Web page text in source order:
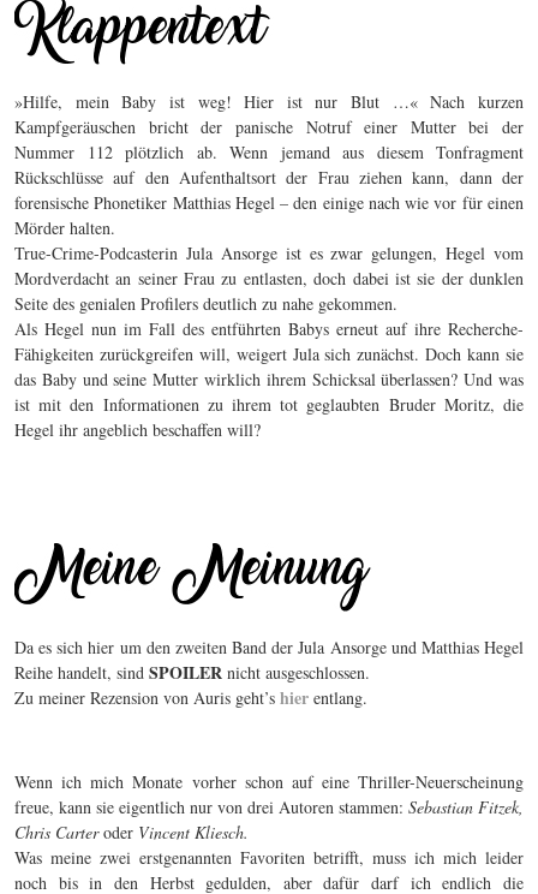
»Hilfe, mein Baby ist weg! Hier ist nur Blut …« Nach kurzen
Kampfgeräuschen bricht der panische Notruf einer Mutter bei der
Nummer 112 plötzlich ab. Wenn jemand aus diesem Tonfragment
Rückschlüsse auf den Aufenthaltsort der Frau ziehen kann, dann der
forensische Phonetiker Matthias Hegel – den einige nach wie vor für einen
Mörder halten.
True-Crime-Podcasterin Jula Ansorge ist es zwar gelungen, Hegel vom
Mordverdacht an seiner Frau zu entlasten, doch dabei ist sie der dunklen
Seite des genialen Profilers deutlich zu nahe gekommen.
Als Hegel nun im Fall des entführten Babys erneut auf ihre Recherche-
Fähigkeiten zurückgreifen will, weigert Jula sich zunächst. Doch kann sie
das Baby und seine Mutter wirklich ihrem Schicksal überlassen? Und was
ist mit den Informationen zu ihrem tot geglaubten Bruder Moritz, die
Hegel ihr angeblich beschaffen will?
Da es sich hier um den zweiten Band der Jula Ansorge und Matthias Hegel
Reihe handelt, sind SPOILER nicht ausgeschlossen.
Zu meiner Rezension von Auris geht’s hier entlang.
Wenn ich mich Monate vorher schon auf eine Thriller-Neuerscheinung
freue, kann sie eigentlich nur von drei Autoren stammen: Sebastian Fitzek,
Chris Carteroder Vincent Kliesch.
Was meine zwei erstgenannten Favoriten betrifft, muss ich mich leider
noch bis in den Herbst gedulden, aber dafür darf ich endlich die